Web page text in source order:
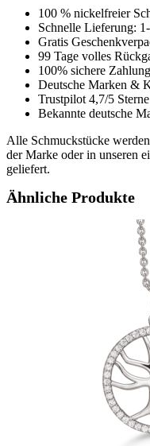
100 % nickelfreier
Schnelle Lieferung:
Gratis
99 Tage volles
100% sichere Zahlung
Deutsche Marken &
Trustpilot 4,7/5 Sterne
Bekannte deutsche
Alle Schmuckstücke
der Marke oder in unseren
geliefert.
Ähnliche Produkte